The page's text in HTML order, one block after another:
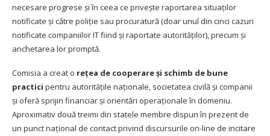
necesare progrese și în ceea ce privește raportarea situaților
notificate și către poliție sau procuratură (doar unul din cinci cazuri
notificate companiilor IT fiind și raportate autorităților), precum și
anchetarea lor promptă.
Comisia a creat o rețea de cooperare și schimb de bune
practici pentru autoritățile naționale, societatea civilă și companii
și oferă sprijin financiar și orientări operaționale în domeniu.
Aproximativ două treimi din statele membre dispun în prezent de
un punct național de contact privind discursurile on-line de incitare